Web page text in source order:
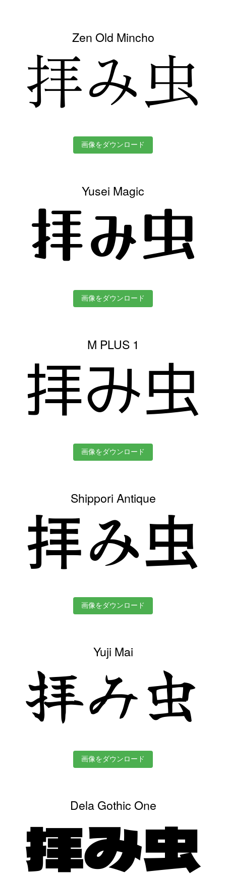
Zen Old Mincho
拝み虫
画像をダウンロード
Yusei Magic
拝み虫
画像をダウンロード
M PLUS 1
拝み虫
画像をダウンロード
Shippori Antique
拝み虫
画像をダウンロード
Yuji Mai
拝み虫
画像をダウンロード
Dela Gothic One
拝み虫